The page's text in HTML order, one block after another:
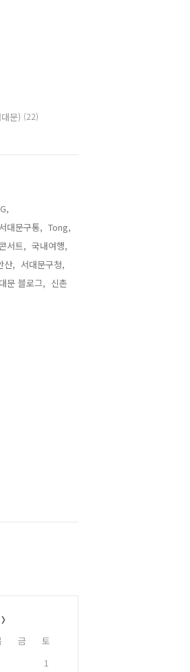
문) (22)
서대문구통, Tong,
서트, 국내여행,
산, 서대문구청,
문 블로그, 신촌,
금
토
1